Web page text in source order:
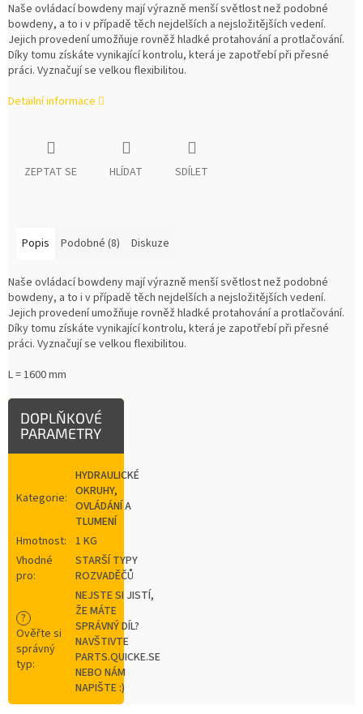
Naše ovládací bowdeny mají výrazně menší světlost než podobné
bowdeny, a to i v případě těch nejdelších a nejsložitějších vedení.
Jejich provedení umožňuje rovněž hladké protahování a protlačování.
Díky tomu získáte vynikající kontrolu, která je zapotřebí při přesné
práci. Vyznačují se velkou flexibilitou.
Detailní informace
ZEPTAT SE HLÍDAT SDÍLET
Popis Podobné (8) Diskuze
Naše ovládací bowdeny mají výrazně menší světlost než podobné
bowdeny, a to i v případě těch nejdelších a nejsložitějších vedení.
Jejich provedení umožňuje rovněž hladké protahování a protlačování.
Díky tomu získáte vynikající kontrolu, která je zapotřebí při přesné
práci. Vyznačují se velkou flexibilitou.
L = 1600 mm
DOPLŇKOVÉ
PARAMETRY
Kategorie:
HYDRAULICKÉ
OKRUHY,
OVLÁDÁNÍ A
TLUMENÍ
Hmotnost:
1 KG
Vhodné
pro:
STARŠÍ TYPY
ROZVADĚČŮ
?
Ověřte si
správný
typ:
NEJSTE SI JISTÍ,
ŽE MÁTE
SPRÁVNÝ DÍL?
NAVŠTIVTE
PARTS.QUICKE.SE
NEBO NÁM
NAPIŠTE :)